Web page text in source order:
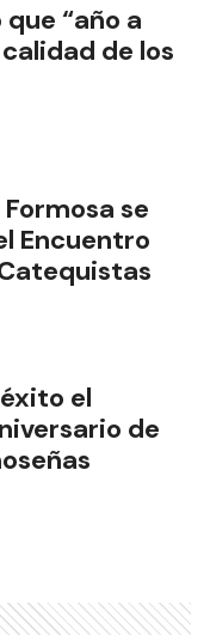
“año a
de los
se
Encuentro
el
de